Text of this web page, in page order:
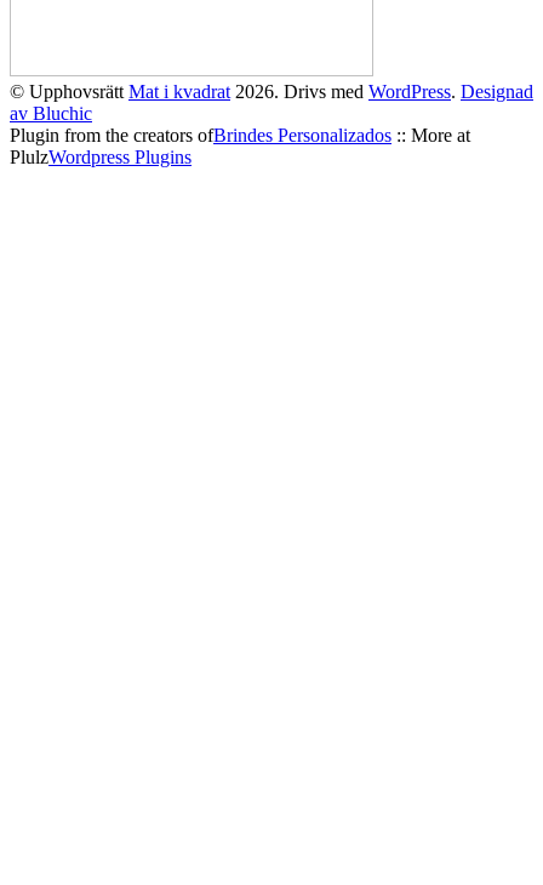
© Upphovsrätt Mat i kvadrat 2026. Drivs med WordPress. Designad
av Bluchic
Plugin from the creators ofBrindes Personalizados :: More at
PlulzWordpress Plugins